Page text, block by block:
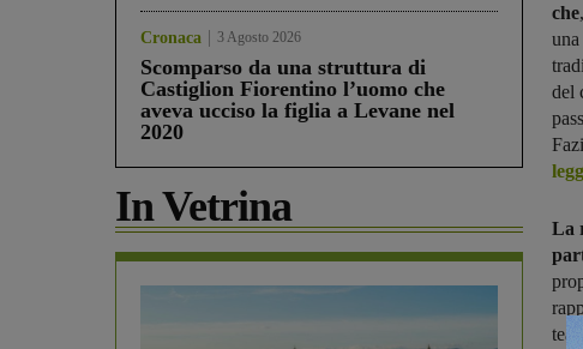
Cronaca 3 Agosto 2026
Scomparso da una struttura di
Castiglion Fiorentino l’uomo che
aveva ucciso la figlia a Levane nel
2020
In Vetrina
che
del
La